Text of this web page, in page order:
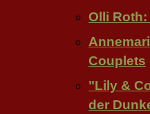
Olli Roth:
Couplets
"Lily &
der